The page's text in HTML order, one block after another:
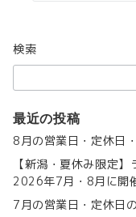
検索
最近の投稿
8月の営業日・定休日
【新潟・夏休み限定
2026年7月・8月に開
7月の営業日・定休日